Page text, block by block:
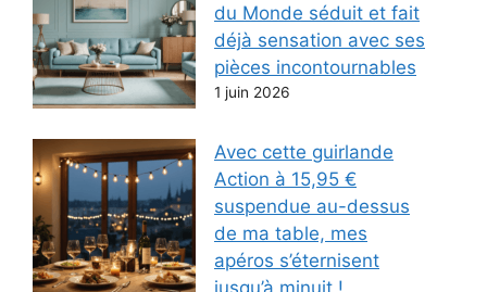
du Monde séduit et fait
déjà sensation avec ses
pièces incontournables
1 juin 2026
Avec cette guirlande
Action à 15,95 €
suspendue au-dessus
de ma table, mes
apéros s’éternisent